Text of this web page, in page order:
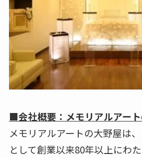
■会社概要：メモリアルアー
メモリアルアートの大野屋は
として創業以来80年以上にわ